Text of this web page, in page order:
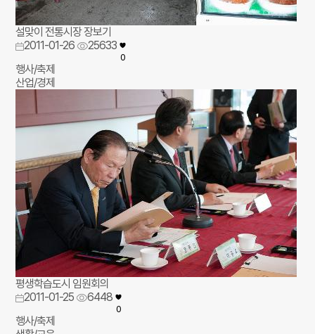
설맞이 전통시장 장보기
2011-01-26
25633
0
행사/축제
산업/경제
평생학습도시 임원회의
2011-01-25
6448
0
행사/축제